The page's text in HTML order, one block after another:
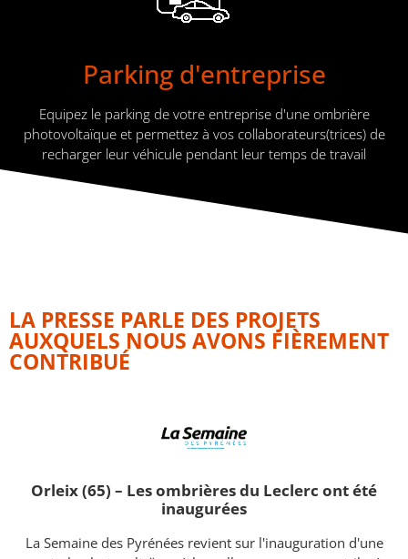
Parking d'entreprise
Equipez le parking de votre entreprise d'une ombrière
photovoltaïque et permettez à vos collaborateurs(trices) de
recharger leur véhicule pendant leur temps de travail
LA PRESSE PARLE DES PROJETS
AUXQUELS NOUS AVONS FIÈREMENT
CONTRIBUÉ
Orleix (65) – Les ombrières du Leclerc ont été
inaugurées
La Semaine des Pyrénées revient sur l'inauguration d'une